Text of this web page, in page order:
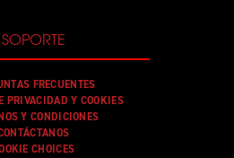
SOPORTE
FRECUENTES
PRIVACIDAD Y COOKIES
Y CONDICIONES
CHOICES